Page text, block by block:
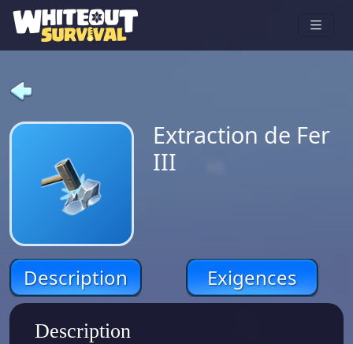
Extraction de Fer
III
Description Exigences
Description